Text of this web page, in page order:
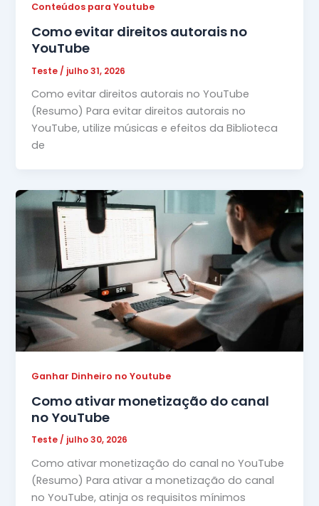
Conteúdos para Youtube
Como evitar direitos autorais no
YouTube
Teste / julho 31, 2026
Como evitar direitos autorais no YouTube
(Resumo) Para evitar direitos autorais no
YouTube, utilize músicas e efeitos da Biblioteca
de
Ganhar Dinheiro no Youtube
Como ativar monetização do canal
no YouTube
Teste/ julho 30, 2026
Como ativar monetização do canal no YouTube
(Resumo) Para ativar a monetização do canal
no YouTube, atinja os requisitos mínimos